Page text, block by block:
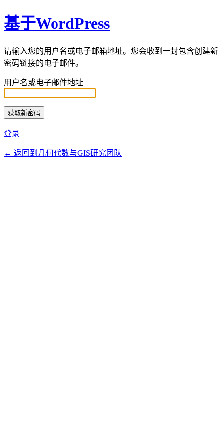
基于WordPress
请输入您的用户名或电子邮箱地址。您会收到一封包含创建新
密码链接的电子邮件。
用户名或电子邮件地址
登录
← 返回到几何代数与GIS研究团队